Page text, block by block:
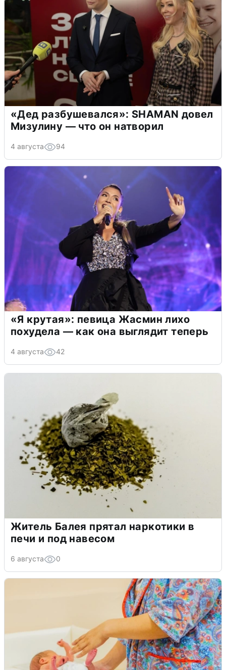
«Дед разбушевался»: SHAMAN довел
Мизулину — что он натворил
4 августа 94
«Я крутая»: певица Жасмин лихо
похудела — как она выглядит теперь
4 августа 42
Житель Балея прятал наркотики в
печи и под навесом
6 августа 0